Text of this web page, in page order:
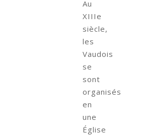
Au
XIIIe
siècle,
les
Vaudois
se
sont
organisés
en
une
Église